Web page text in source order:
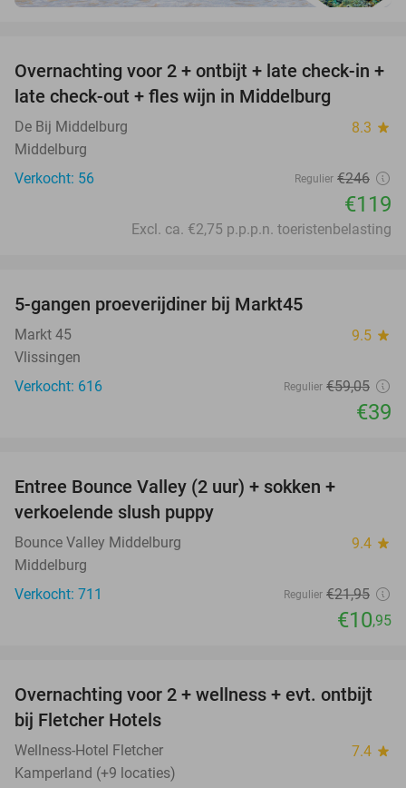
52%
Overnachting voor 2 + ontbijt + late check-in +
late check-out + fles wijn in Middelburg
De Bij Middelburg 8.3 star
Middelburg
Verkocht: 56
Regulier €246
€119
Excl. ca. €2,75 p.p.p.n. toeristenbelasting
5-gangen proeverijdiner bij Markt45
Markt 45 9.5 star
Vlissingen
Verkocht: 616
Regulier €59,05
€39
Entree Bounce Valley (2 uur) + sokken +
verkoelende slush puppy
Bounce Valley Middelburg 9.4 star
Middelburg
Verkocht: 711
Regulier €21,95
€10,95
55%
Overnachting voor 2 + wellness + evt. ontbijt
bij Fletcher Hotels
Wellness-Hotel Fletcher 7.4 star
Kamperland (+9 locaties)